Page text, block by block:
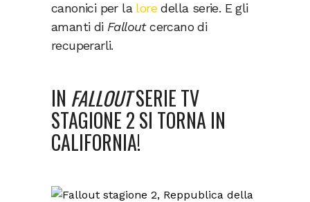
canonici per la loredella serie. E gli
amanti di Falloutcercano di
recuperarli.
IN FALLOUTSERIE TV
STAGIONE 2 SI TORNA IN
CALIFORNIA!